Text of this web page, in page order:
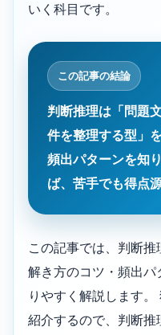
いく科目です。
この記事の結論
判断推理は「問題
件を整理する型」
頻出パターンを知
ば、苦手でも得点
この記事では、判断推
解き方のコツ・頻出
りやすく解説します
紹介するので、判断